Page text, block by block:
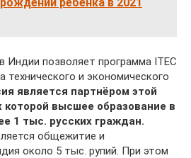
Индии позволяет программа ITEC
технического и экономического
является партнёром этой
высшее образование в
1 тыс. русских граждан.
общежитие и
около 5 тыс. рупий. При этом